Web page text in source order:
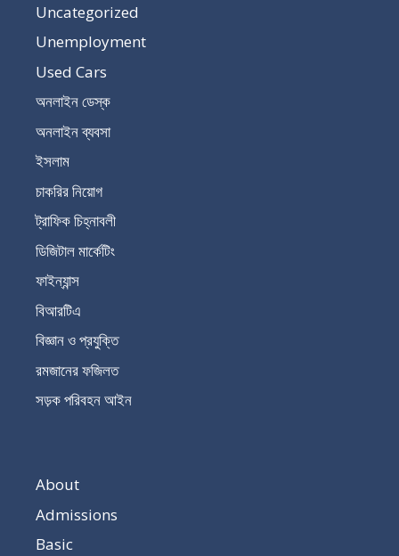
Uncategorized
Unemployment
Used Cars
অনলাইন ডেস্ক
অনলাইন ব্যবসা
ইসলাম
চাকরির নিয়োগ
ট্রাফিক চিহ্নাবলী
ডিজিটাল মার্কেটিং
ফাইন্যান্স
বিআরটিএ
বিজ্ঞান ও প্রযুক্তি
রমজানের ফজিলত
সড়ক পরিবহন আইন
About
Admissions
Basic